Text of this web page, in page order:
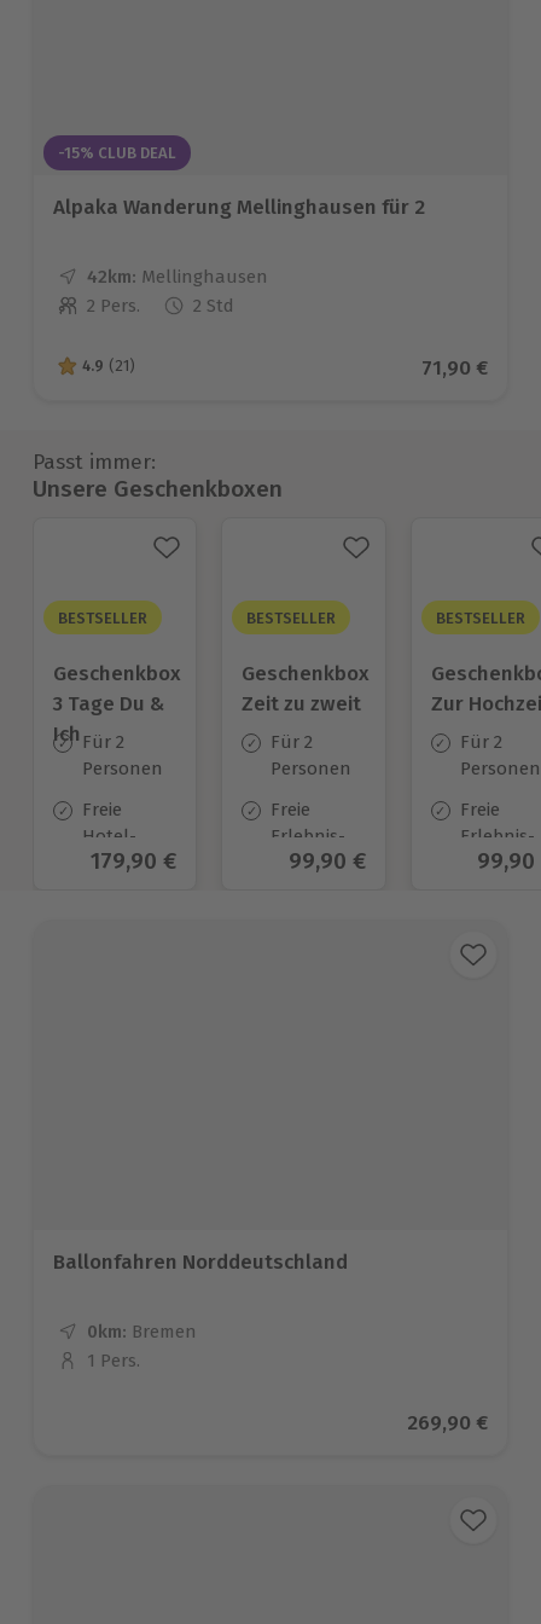
-15% CLUB DEAL
Alpaka Wanderung Mellinghausen für 2
42km: Entfernung
Standort
Mellinghausen
Anzahl der Teilnehmer
2 Pers. 2 Std
4.9 von 5 Sternen basierend auf 21 Bewertungen
4.9 (21) Aktueller
71,90 €
Passt immer:
Unsere Geschenkboxen
BESTSELLER
Geschenkbox
3 Tage Du &
Ich Für 2
Personen
Freie
Hotel-
Auswahl
Aktueller Preis
179,90 €
BESTSELLER
Geschenkbox
Zeit zu zweit
Für 2
Personen
Freie
Erlebnis-
Auswahl
Aktueller Preis
99,90 €
BESTSELLER
Zur
Für 2
Personen
Freie
Erlebnis-
Auswahl
99,90
Ballonfahren Norddeutschland
0km: Entfernung
Standort
Bremen
Anzahl der Teilnehmer
1 Pers.
Aktueller
269,90 €